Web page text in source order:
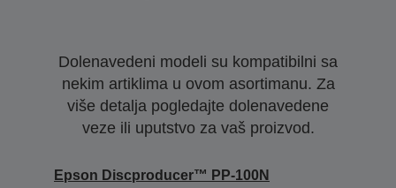
Dolenavedeni modeli su kompatibilni sa
nekim artiklima u ovom asortimanu. Za
više detalja pogledajte dolenavedene
veze ili uputstvo za vaš proizvod.
Epson Discproducer™ PP-100N